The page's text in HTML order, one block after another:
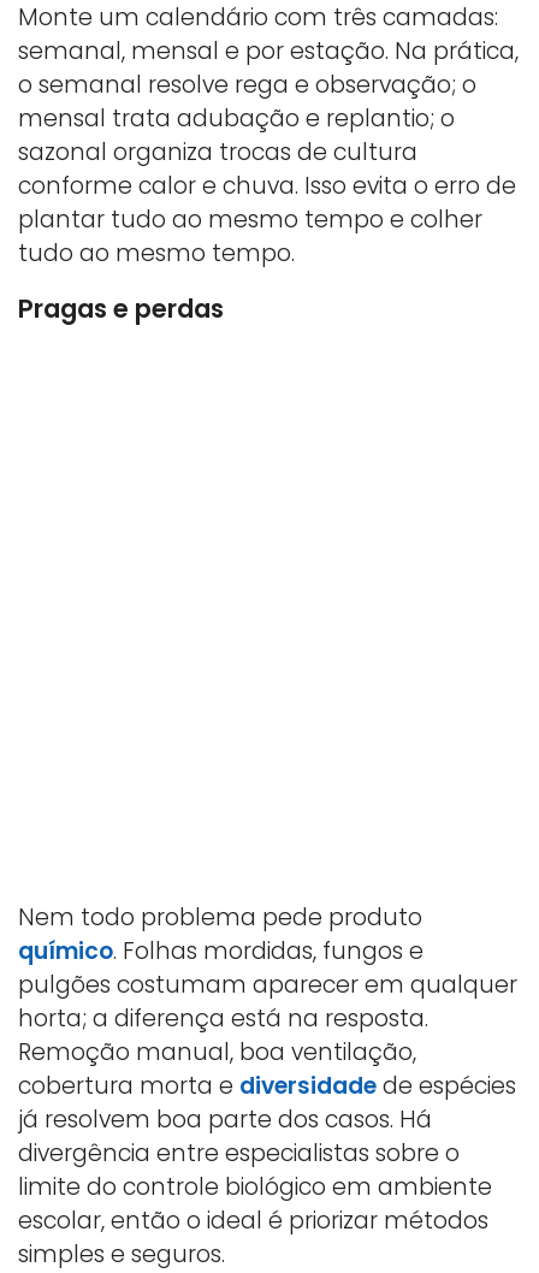
Monte um calendário com três camadas:
semanal, mensal e por estação. Na prática,
o semanal resolve rega e observação; o
mensal trata adubação e replantio; o
sazonal organiza trocas de cultura
conforme calor e chuva. Isso evita o erro de
plantar tudo ao mesmo tempo e colher
tudo ao mesmo tempo.
Pragas e perdas
Nem todo problema pede produto
químico. Folhas mordidas, fungos e
pulgões costumam aparecer em qualquer
horta; a diferença está na resposta.
Remoção manual, boa ventilação,
cobertura morta e diversidadede espécies
já resolvem boa parte dos casos. Há
divergência entre especialistas sobre o
limite do controle biológico em ambiente
escolar, então o ideal é priorizar métodos
simples e seguros.